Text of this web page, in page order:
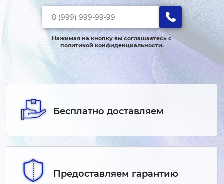
Нажимая на кнопку вы соглашаетесь с
политикой конфиденциальности.
Бесплатно доставляем
Предоставляем гарантию